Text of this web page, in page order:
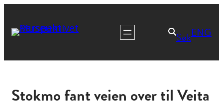
SøkENG
Stokmo fant veien over til Veita